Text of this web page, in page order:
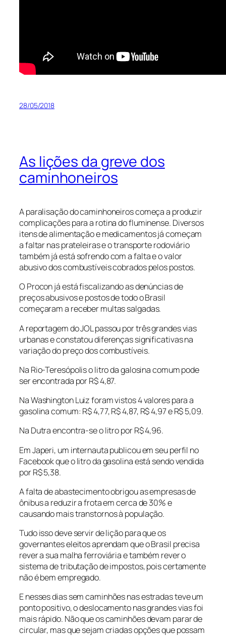
28/05/2018
As lições da greve dos
caminhoneiros
A paralisação do caminhoneiros começa a produzir
complicações para a rotina do fluminense. Diversos
itens de alimentação e medicamentos já começam
a faltar nas prateleiras e o transporte rodoviário
também já está sofrendo com a falta e o valor
abusivo dos combustíveis cobrados pelos postos.
O Procon já está fiscalizando as denúncias de
preços abusivos e postos de todo o Brasil
começaram a receber multas salgadas.
A reportagem do JOL passou por três grandes vias
urbanas e constatou diferenças significativas na
variação do preço dos combustíveis.
Na Rio-Teresópolis o litro da galosina comum pode
ser encontrada por R$ 4,87.
Na Washington Luiz foram vistos 4 valores para a
gasolina comum: R$ 4,77, R$ 4,87, R$ 4,97 e R$ 5,09.
Na Dutra encontra-se o litro por R$ 4,96.
Em Japeri, um internauta publicou em seu perfil no
Facebook que o litro da gasolina está sendo vendida
por R$ 5,38.
A falta de abastecimento obrigou as empresas de
ônibus a reduzir a frota em cerca de 30% e
causando mais transtornos à população.
Tudo isso deve servir de lição para que os
governantes eleitos aprendam que o Brasil precisa
rever a sua malha ferroviária e também rever o
sistema de tributação de impostos, pois certamente
não é bem empregado.
E nesses dias sem caminhões nas estradas teve um
ponto positivo, o deslocamento nas grandes vias foi
mais rápido. Não que os caminhões devam parar de
circular, mas que sejam criadas opções que possam